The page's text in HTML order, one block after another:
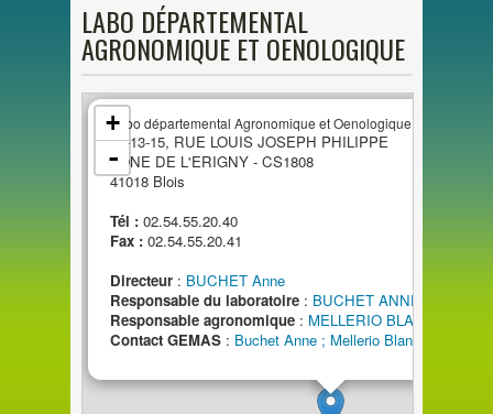
PARTENARIAT »
LABO DÉPARTEMENTAL
AGRONOMIQUE ET OENOLOGIQUE
Labo départemental Agronomique et Oenologique
11-13-15, RUE LOUIS JOSEPH PHILIPPE
ZONE DE L'ERIGNY - CS1808
41018 Blois
Tél : 02.54.55.20.40
Fax : 02.54.55.20.41
Directeur : BUCHET Anne
Responsable du laboratoire : BUCHET ANNE
Responsable agronomique : MELLERIO BLANDINE
Contact GEMAS : Buchet Anne ; Mellerio Blandine
+
-